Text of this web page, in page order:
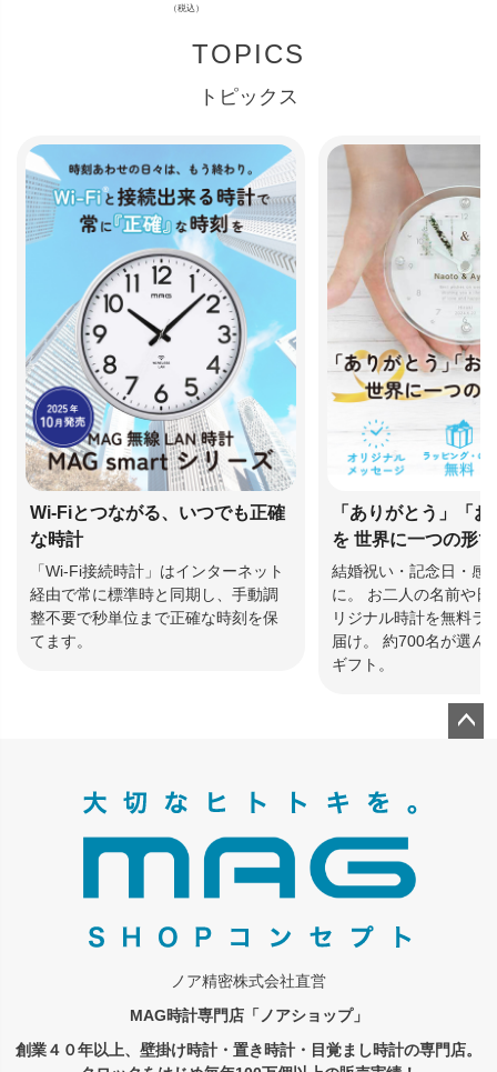
（税込）
TOPICS
トピックス
Wi-Fiとつながる、いつでも正確
な時計
「Wi-Fi接続時計」はインターネット
経由で常に標準時と同期し、手動調
整不要で秒単位まで正確な時刻を保
てます。
「ありがとう」「
を 世界に一つの形
結婚祝い・記念日・感
に。 お二人の名前や日
リジナル時計を無料ラ
届け。 約700名が選ん
ギフト。
ノア精密株式会社直営
MAG時計専門店「ノアショップ」
創業４０年以上、壁掛け時計・置き時計・目覚まし時計の専門店。